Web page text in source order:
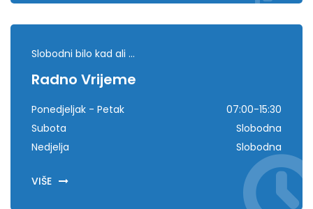
Slobodni bilo kad ali ...
Radno Vrijeme
Ponedjeljak - Petak
07:00-15:30
Subota
Slobodna
Nedjelja
Slobodna
VIŠE